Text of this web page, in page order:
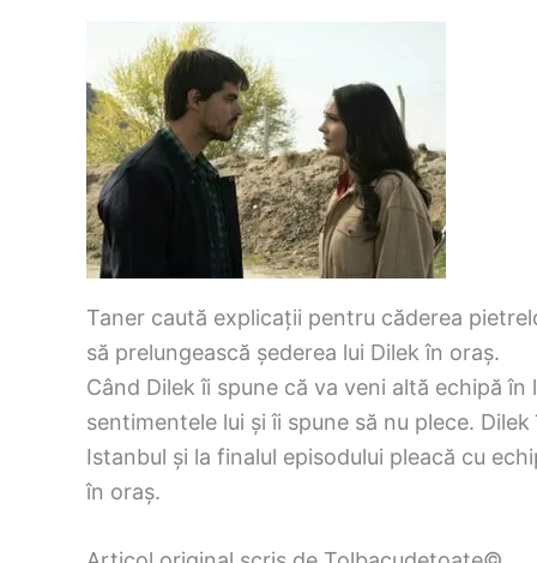
Taner caută explicații pentru căderea
să prelungească șederea lui Dilek în oraș.
Când Dilek îi spune că va veni altă echipă
sentimentele lui și îi spune să nu plece.
Istanbul și la finalul episodului pleacă cu
în oraș.